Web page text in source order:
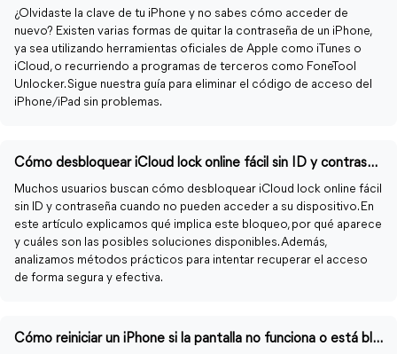
¿Olvidaste la clave de tu iPhone y no sabes cómo acceder de
nuevo? Existen varias formas de quitar la contraseña de un iPhone,
ya sea utilizando herramientas oficiales de Apple como iTunes o
iCloud, o recurriendo a programas de terceros como FoneTool
Unlocker. Sigue nuestra guía para eliminar el código de acceso del
iPhone/iPad sin problemas.
Cómo desbloquear iCloud lock online fácil sin ID y contraseña
Muchos usuarios buscan cómo desbloquear iCloud lock online fácil
sin ID y contraseña cuando no pueden acceder a su dispositivo. En
este artículo explicamos qué implica este bloqueo, por qué aparece
y cuáles son las posibles soluciones disponibles. Además,
analizamos métodos prácticos para intentar recuperar el acceso
de forma segura y efectiva.
Cómo reiniciar un iPhone si la pantalla no funciona o está bloqueada